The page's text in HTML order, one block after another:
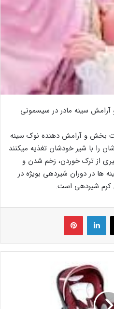
سینه مادر در سیسمونی
بخش و آرامش دهنده نوک سینه
را با شیر خودشان تغذیه میکنند
از ترک خوردن، زخم شدن و
در دوران شیردهی بویژه در
کرم شیردهی است.
X لینکدین ‫پین‌ترست